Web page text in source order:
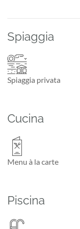
Spiaggia
Spiaggia privata
Cucina
Menu à la carte
Piscina